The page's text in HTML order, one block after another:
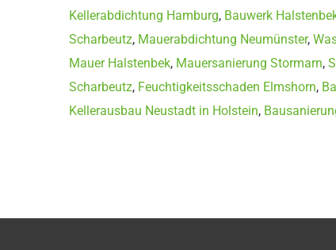
Kellerabdichtung Hamburg, Bauwerk
Scharbeutz, Mauerabdichtung Neumünster,
Mauer Halstenbek, Mauersanierung Stormarn,
Scharbeutz, Feuchtigkeitsschaden Elmshorn,
Kellerausbau Neustadt in Holstein,